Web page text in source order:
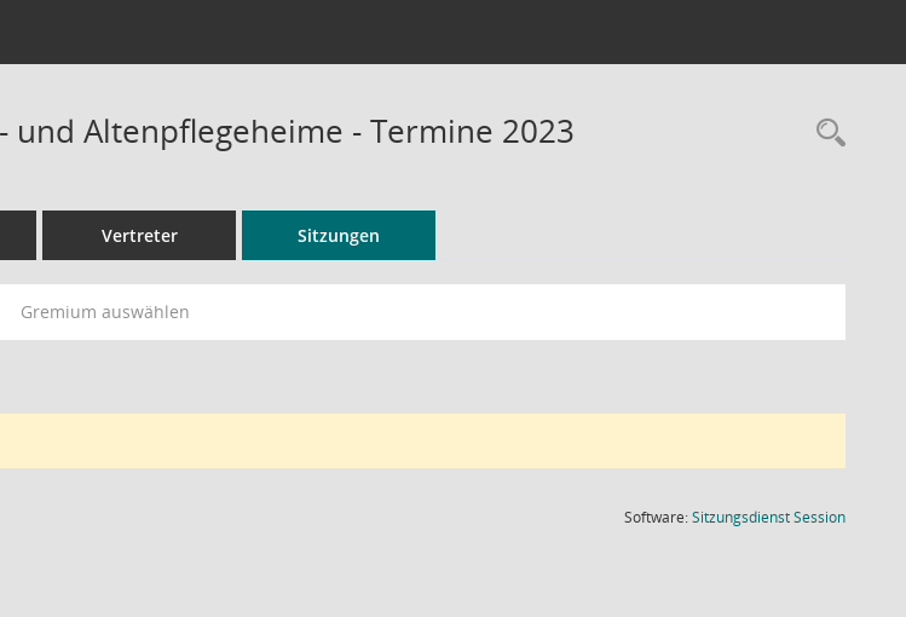
und Altenpflegeheime - Termine 2023
Vertreter Sitzungen
Gremium auswählen
Software:SitzungsdienstSession(Wird in